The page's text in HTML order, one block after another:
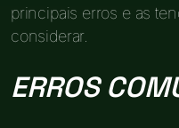
principais erros e as
considerar.
ERROS